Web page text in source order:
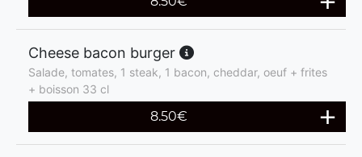
Cheese bacon burger
Salade, tomates, 1 steak, 1 bacon, cheddar, oeuf + frites
+ boisson 33 cl
8.50€